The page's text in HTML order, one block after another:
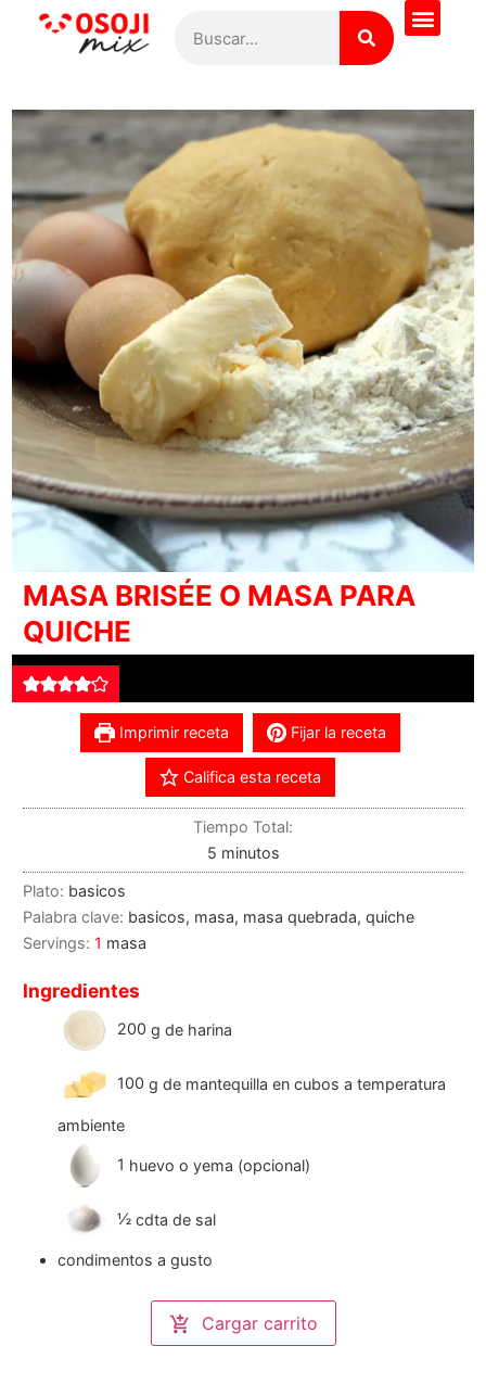
MASA BRISÉE O MASA PARA
QUICHE
Imprimir receta Fijar la receta
Califica esta receta
Tiempo Total:
5 minutos
Plato: basicos
Palabra clave: basicos, masa, masa quebrada, quiche
Servings: 1 masa
Ingredientes
200 g de harina
100 g de mantequilla en cubos a temperatura
ambiente
1 huevo o yema (opcional)
½ cdta de sal
condimentos a gusto
Cargar carrito